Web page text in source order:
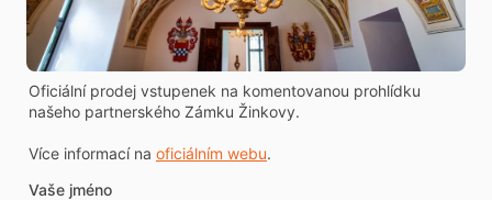
Oficiální prodej vstupenek na komentovanou prohlídku
našeho partnerského Zámku Žinkovy.
Více informací na oficiálním webu.
Vaše jméno